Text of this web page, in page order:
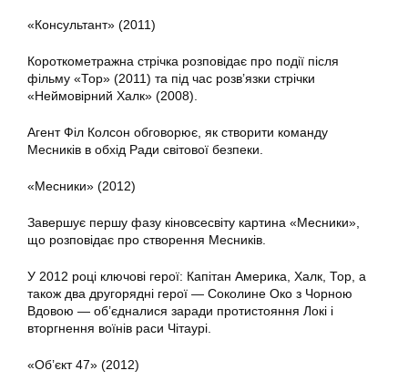
«Консультант» (2011)
Короткометражна стрічка розповідає про події після
фільму «Тор» (2011) та під час розв’язки стрічки
«Неймовірний Халк» (2008).
Агент Філ Колсон обговорює, як створити команду
Месників в обхід Ради світової безпеки.
«Месники» (2012)
Завершує першу фазу кіновсесвіту картина «Месники»,
що розповідає про створення Месників.
У 2012 році ключові герої: Капітан Америка, Халк, Тор, а
також два другорядні герої — Соколине Око з Чорною
Вдовою — об’єдналися заради протистояння Локі і
вторгнення воїнів раси Чітаурі.
«Об’єкт 47» (2012)